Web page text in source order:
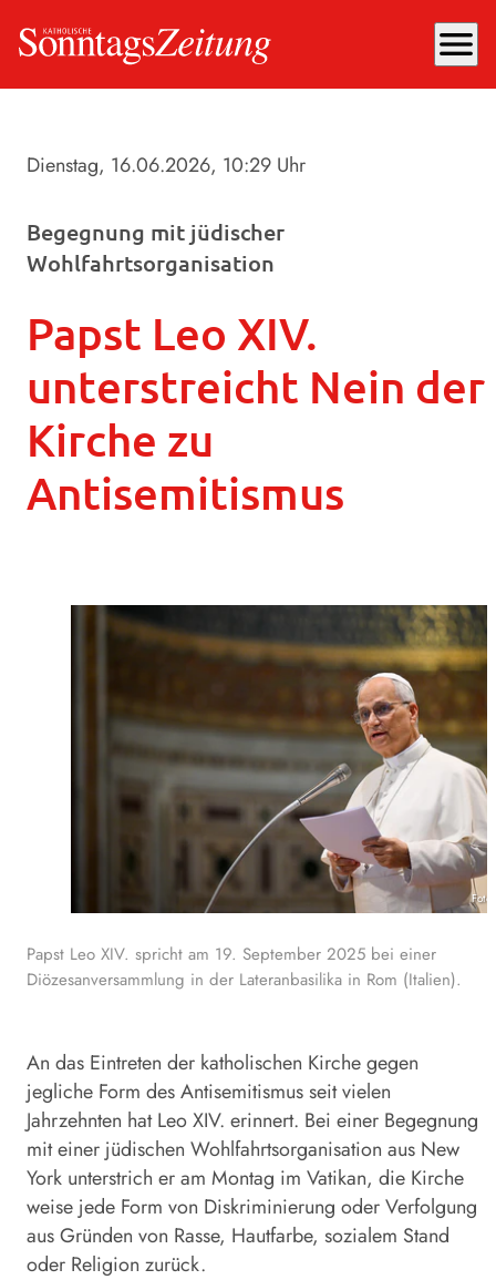
menu
Dienstag, 16.06.2026, 10:29 Uhr
Begegnung mit jüdischer
Wohlfahrtsorganisation
Papst Leo XIV.
unterstreicht Nein der
Kirche zu
Antisemitismus
Papst Leo XIV. spricht am 19. September 2025 bei einer
Diözesanversammlung in der Lateranbasilika in Rom (Italien).
An das Eintreten der katholischen Kirche gegen
jegliche Form desAntisemitismusseit vielen
Jahrzehnten hat Leo XIV. erinnert. Bei einer Begegnung
mit einer jüdischen Wohlfahrtsorganisation aus New
York unterstrich er am Montag im Vatikan, die Kirche
weise jede Form von Diskriminierung oder Verfolgung
aus Gründen von Rasse, Hautfarbe, sozialem Stand
oder Religion zurück.